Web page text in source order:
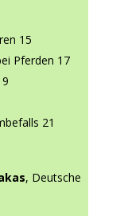
15
Pferden 17
21
, Deutsche